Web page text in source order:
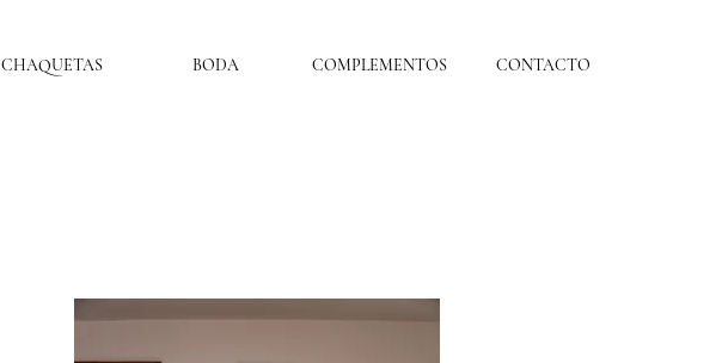
CHAQUETAS BODA COMPLEMENTOS CONTACTO